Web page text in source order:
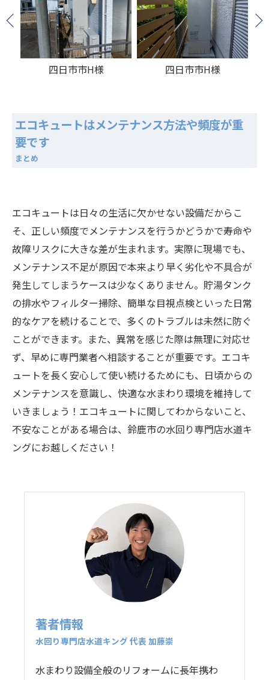
四日市市H様 四日市市H様
エコキュートはメンテナンス方法や頻度が重
要です
まとめ
エコキュートは日々の生活に欠かせない設備だからこ
そ、正しい頻度でメンテナンスを行うかどうかで寿命や
故障リスクに大きな差が生まれます。実際に現場でも、
メンテナンス不足が原因で本来より早く劣化や不具合が
発生してしまうケースは少なくありません。貯湯タンク
の排水やフィルター掃除、簡単な目視点検といった日常
的なケアを続けることで、多くのトラブルは未然に防ぐ
ことができます。また、異常を感じた際は無理に対応せ
ず、早めに専門業者へ相談することが重要です。エコキ
ュートを長く安心して使い続けるためにも、日頃からの
メンテナンスを意識し、快適な水まわり環境を維持して
いきましょう！エコキュートに関してわからないこと、
不安なことがある場合は、鈴鹿市の水回り専門店水道キ
ングにお越しください！
著者情報
水回り専門店水道キング 代表 加藤崇
水まわり設備全般のリフォームに長年携わ